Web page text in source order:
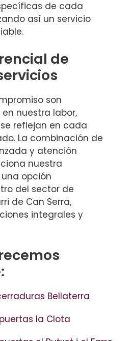
de cada
así un servicio
de
son
nuestra labor,
reflejan en cada
La combinación de
y atención
nuestra
opción
del sector de
de Can Serra,
integrales y
Bellaterra
la Clota